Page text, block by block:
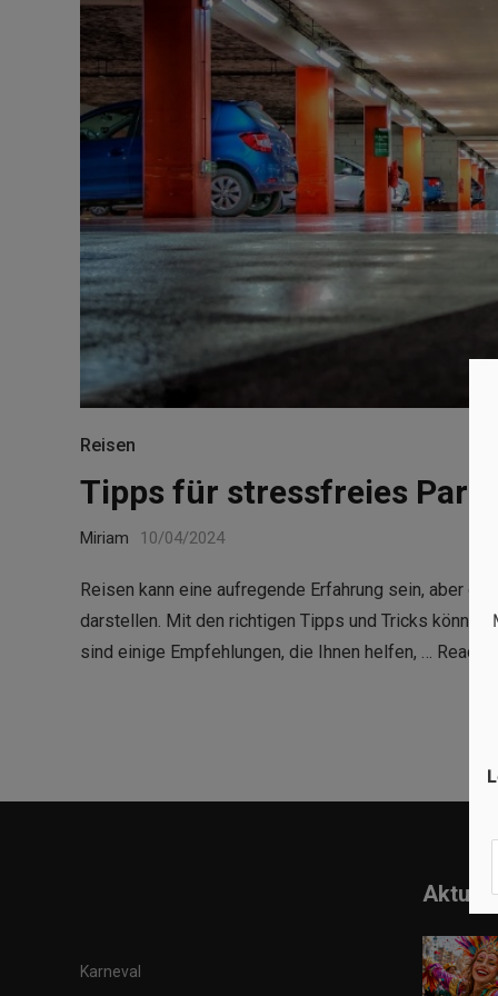
Reisen
Tipps für stressfreies
Miriam 10/04/2024
Reisen kann eine aufregende Erfahrung sein, aber
darstellen. Mit den richtigen Tipps und Tricks
sind einige Empfehlungen, die Ihnen helfen, … Read
Karneval
Aktuell